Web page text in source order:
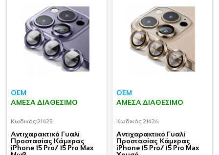
OEM
ΆΜΕΣΑ ΔΙΑΘΈΣΙΜΟ
Κωδικός:21425
Aντιχαρακτικό Γυαλί
Προστασίας Κάμερας
iPhone 15 Pro/ 15 Pro Max
OEM
ΆΜΕΣΑ ΔΙΑΘΈΣΙΜΟ
Κωδικός:21426
Aντιχαρακτικό Γυαλί
Προστασίας Κάμερας
iPhone 15 Pro/ 15 Pro Max